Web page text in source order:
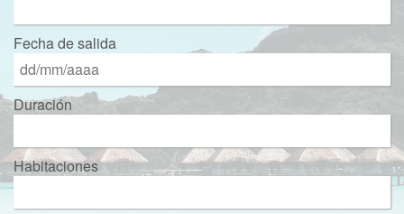
Fecha de salida
Duración
Habitaciones